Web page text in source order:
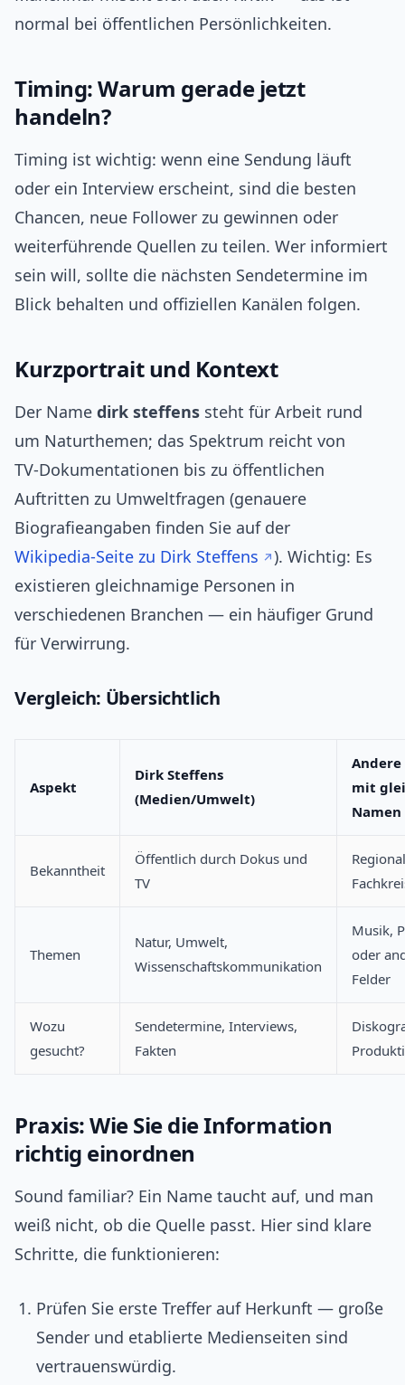
normal bei öffentlichen Persönlichkeiten.
Timing: Warum gerade jetzt
handeln?
Timing ist wichtig: wenn eine Sendung läuft
oder ein Interview erscheint, sind die besten
Chancen, neue Follower zu gewinnen oder
weiterführende Quellen zu teilen. Wer informiert
sein will, sollte die nächsten Sendetermine im
Blick behalten und offiziellen Kanälen folgen.
Kurzportrait und Kontext
Der Name dirk steffens steht für Arbeit rund
um Naturthemen; das Spektrum reicht von
TV‑Dokumentationen bis zu öffentlichen
Auftritten zu Umweltfragen (genauere
Biografieangaben finden Sie auf der
Wikipedia‑Seite zu Dirk Steffens
). Wichtig: Es
existieren gleichnamige Personen in
verschiedenen Branchen — ein häufiger Grund
für Verwirrung.
Vergleich: Übersichtlich
Aspekt
Dirk Steffens
(Medien/Umwelt)
Andere
mit
Namen
Bekanntheit
Öffentlich durch Dokus und
TV
Themen
Natur, Umwelt,
Wissenschaftskommunikation
Musik,
oder
Felder
Wozu
gesucht?
Sendetermine, Interviews,
Fakten
Praxis: Wie Sie die Information
richtig einordnen
Sound familiar? Ein Name taucht auf, und man
weiß nicht, ob die Quelle passt. Hier sind klare
Schritte, die funktionieren:
Prüfen Sie erste Treffer auf Herkunft — große
Sender und etablierte Medienseiten sind
vertrauenswürdig.